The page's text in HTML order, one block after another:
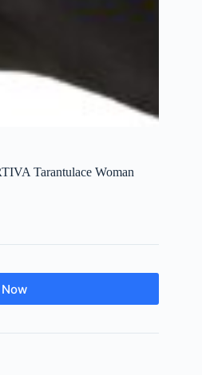
Tarantulace Woman